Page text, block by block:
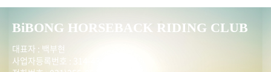
BiBONG HORSEBACK RIDING CLUB
대표자 : 백부현
사업자등록번호 : 314-43-00551